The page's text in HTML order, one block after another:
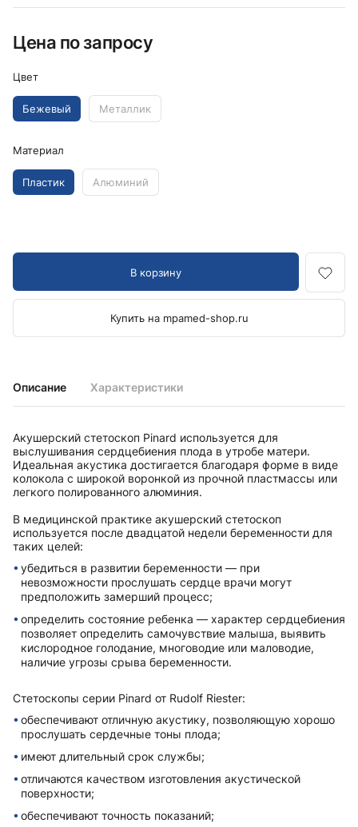
Описание Характеристики
Акушерский стетоскоп Pinard используется для
выслушивания сердцебиения плода в утробе матери.
Идеальная акустика достигается благодаря форме в виде
колокола с широкой воронкой из прочной пластмассы или
легкого полированного алюминия.
В медицинской практике акушерский стетоскоп
используется после двадцатой недели беременности для
таких целей:
убедиться в развитии беременности — при
невозможности прослушать сердце врачи могут
предположить замерший процесс;
определить состояние ребенка — характер сердцебиения
позволяет определить самочувствие малыша, выявить
кислородное голодание, многоводие или маловодие,
наличие угрозы срыва беременности.
Стетоскопы серии Pinard от Rudolf Riester:
обеспечивают отличную акустику, позволяющую хорошо
прослушать сердечные тоны плода;
имеют длительный срок службы;
отличаются качеством изготовления акустической
поверхности;
обеспечивают точность показаний;
Цена по запросу
Цвет
Бежевый Металлик
Материал
Пластик Алюминий
В корзину
Купить на mpamed-shop.ru